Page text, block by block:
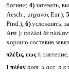
богини; 4)затевать,
Aesch.; μηχανάς Eur.);
Pind.); 6)усложнять,
Arst.): πολλοὶ δὲ
хорошо составив
πλέξις, εωςἡ
I πλέον nom. и acc. n к